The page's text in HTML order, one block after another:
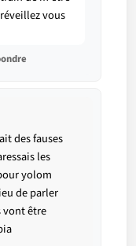
vous
des fauses
les
yolom
de parler
vont être